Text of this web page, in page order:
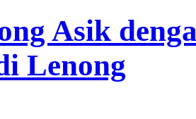
Asik
Lenong